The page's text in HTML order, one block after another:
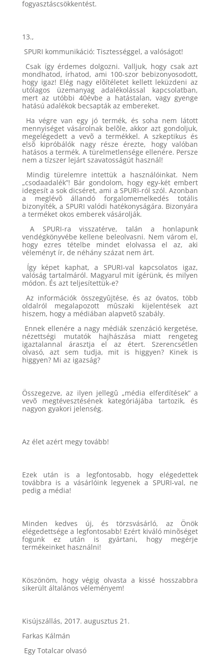
fogyasztáscsökkentést.
13.,
SPURI kommunikáció: Tisztességgel, a valóságot!
Csak így érdemes dolgozni. Valljuk, hogy csak azt
mondhatod, írhatod, ami 100-szor bebizonyosodott,
hogy igaz! Elég nagy elõítéletet kellett leküzdeni az
utólagos üzemanyag adalékolással kapcsolatban,
mert az utóbbi 40évbe a hatástalan, vagy gyenge
hatású adalékok becsapták az embereket.
Ha végre van egy jó termék, és soha nem látott
mennyiséget vásárolnak belõle, akkor azt gondoljuk,
megelégedett a vevõ a termékkel. A szkeptikus és
elsõ kipróbálók nagy része érezte, hogy valóban
hatásos a termék. A türelmetlensége ellenére. Persze
nem a tízszer lejárt szavatosságút használ!
Mindig türelemre intettük a használóinkat. Nem
„csodaadalék”! Bár gondolom, hogy egy-két embert
idegesít a sok dicséret, ami a SPURI-ról szól. Azonban
a meglévõ állandó forgalomemelkedés totális
bizonyíték, a SPURI valódi hatékonyságára. Bizonyára
a terméket okos emberek vásárolják.
A SPURI-ra visszatérve, talán a honlapunk
vendégkönyvébe kellene beleolvasni. Nem várom el,
hogy ezres tételbe mindet elolvassa el az, aki
véleményt ír, de néhány százat nem árt.
Így képet kaphat, a SPURI-val kapcsolatos igaz,
valóság tartalmáról. Magyarul mit ígérünk, és milyen
módon. És azt teljesítettük-e?
Az információk összegyûjtése, és az óvatos, több
oldalról megalapozott mûszaki kijelentések azt
hiszem, hogy a médiában alapvetõ szabály.
Ennek ellenére a nagy médiák szenzáció kergetése,
nézettségi mutatók hajhászása miatt rengeteg
igaztalannal árasztja el az étert. Szerencsétlen
olvasó, azt sem tudja, mit is higgyen? Kinek is
higgyen? Mi az igazság?
Összegezve, az ilyen jellegû „média elferdítések” a
vevõ megtévesztésének kategóriájába tartozik, és
nagyon gyakori jelenség.
Az élet azért megy tovább!
Ezek után is a legfontosabb, hogy elégedettek
továbbra is a vásárlóink legyenek a SPURI-val, ne
pedig a média!
Minden kedves új, és törzsvásárló, az Önök
elégedettsége a legfontosabb! Ezért kiváló minõséget
fogunk ez után is gyártani, hogy megérje
termékeinket használni!
Köszönöm, hogy végig olvasta a kissé hosszabbra
sikerült általános véleményem!
Kisújszállás, 2017. augusztus 21.
Farkas Kálmán
Egy Totalcar olvasó